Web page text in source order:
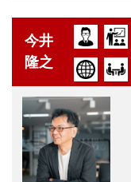
今井
隆之